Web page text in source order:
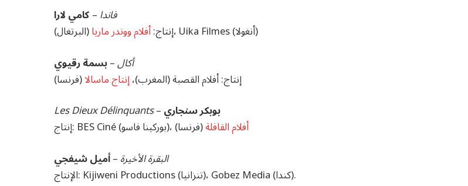
فاندا–كامي لارا
إنتاج:أفلام ووندر ماريا
(البرتغال)، Uika Filmes (أنغولا)
أكال–بسمة رقيوي
إنتاج: أفلام القصبة (المغرب)،إنتاج ماسالا(فرنسا)
Les Dieux Délinquants–بوبكر سنجاري
إنتاج: BES Ciné (بوركينا فاسو)،
أفلام القافلة(فرنسا)
البقرة الأخيرة–أميل شيفجي
الإنتاج: Kijiweni Productions (تنزانيا)، Gobez Media (كندا).